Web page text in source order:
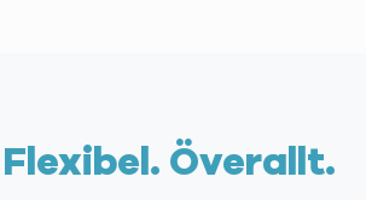
Överallt.